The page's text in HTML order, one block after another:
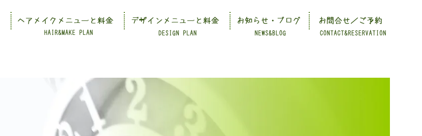
CONTACT&RESERVATION
HAIR&MAKE PLAN DESIGN PLAN NEWS&BLOG
ヘアメイクメニューと料金 デザインメニューと料金 お知らせ・ブログ お問合せ／ご予約